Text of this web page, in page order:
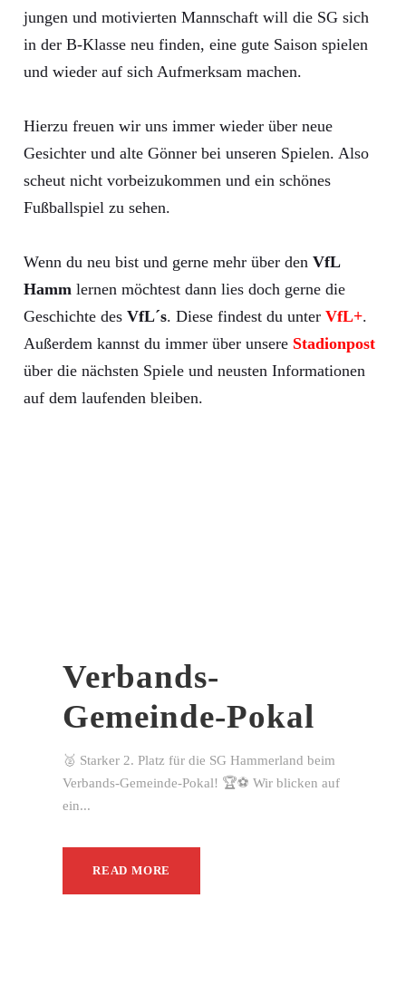
jungen und motivierten Mannschaft will die SG sich
in der B-Klasse neu finden, eine gute Saison spielen
und wieder auf sich Aufmerksam machen.
Hierzu freuen wir uns immer wieder über neue
Gesichter und alte Gönner bei unseren Spielen. Also
scheut nicht vorbeizukommen und ein schönes
Fußballspiel zu sehen.
Wenn du neu bist und gerne mehr über den VfL
Hamm lernen möchtest dann lies doch gerne die
Geschichte des VfL´s. Diese findest du unter VfL+.
Außerdem kannst du immer über unsere Stadionpost
über die nächsten Spiele und neusten Informationen
auf dem laufenden bleiben.
Verbands-
Gemeinde-Pokal
🥈 Starker 2. Platz für die SG Hammerland beim
Verbands-Gemeinde-Pokal! 🏆⚽ Wir blicken auf
ein...
READ MORE